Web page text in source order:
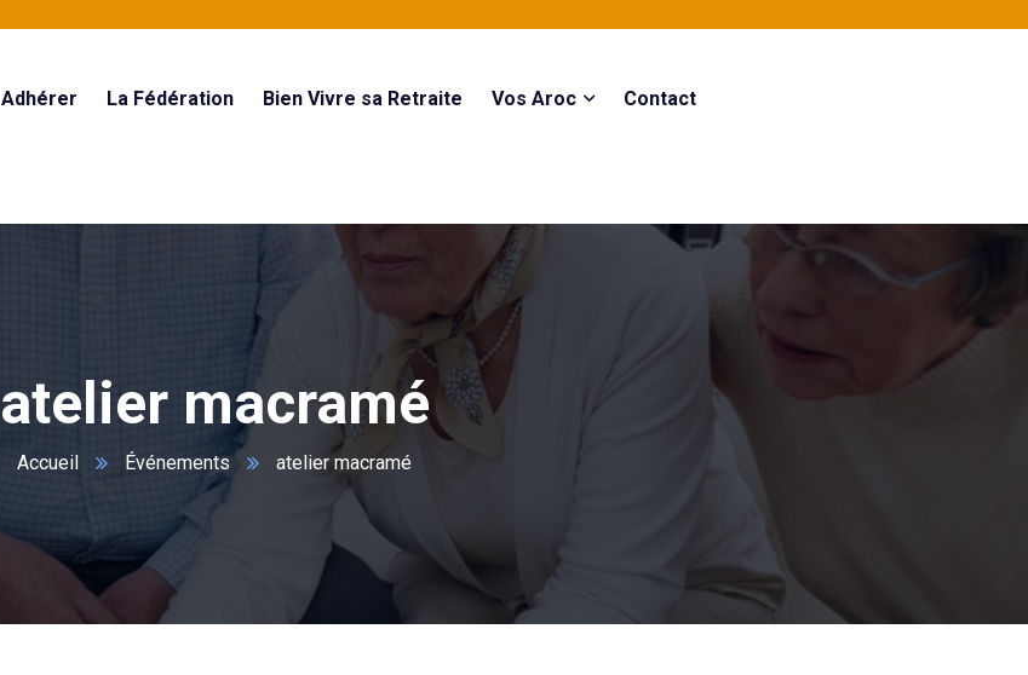
Adhérer La Fédération Bien Vivre sa Retraite Vos Aroc Contact
atelier macramé
Accueil Événements atelier macramé